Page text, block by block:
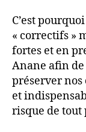
C’est
« correctifs »
fortes et en
Anane afin
préserver nos
et
risque de tout